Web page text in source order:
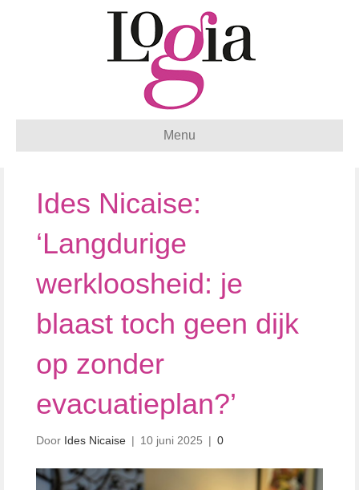
Menu
Ides Nicaise:
‘Langdurige
werkloosheid: je
blaast toch geen dijk
op zonder
evacuatieplan?’
Door Ides Nicaise | 10 juni 2025 | 0